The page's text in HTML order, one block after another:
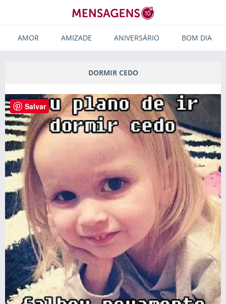
AMOR AMIZADE ANIVERSÁRIO BOM DIA
DORMIR CEDO
Salvar